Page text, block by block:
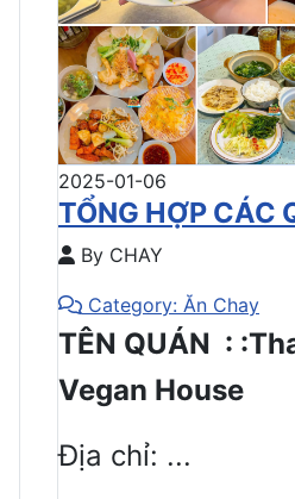
2025-01-06
TỔNG HỢP CÁC
By CHAY
Category: Ăn Chay
TÊN QUÁN :
Vegan
Địa chỉ: ...